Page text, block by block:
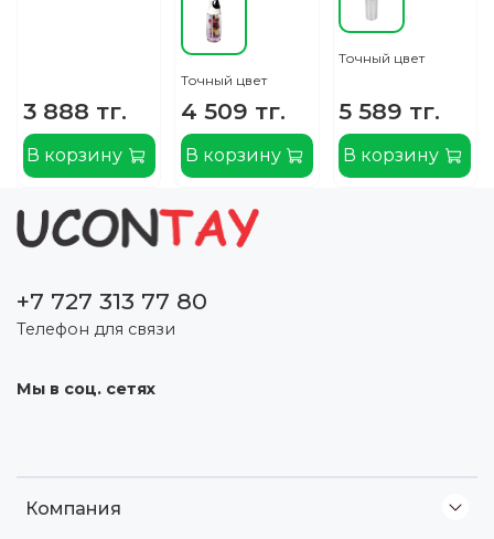
3 888 тг.
В корзину
Точный цвет
4 509 тг.
В корзину
Точный цвет
5 589 тг.
В корзину
Компания
+7 727 313 77 80
Телефон для связи
Мы в соц. сетях